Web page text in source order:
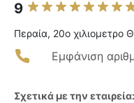
9
Περαία, 20ο χιλιομετρο
Εμφάνιση
Σχετικά με την εταιρεία: